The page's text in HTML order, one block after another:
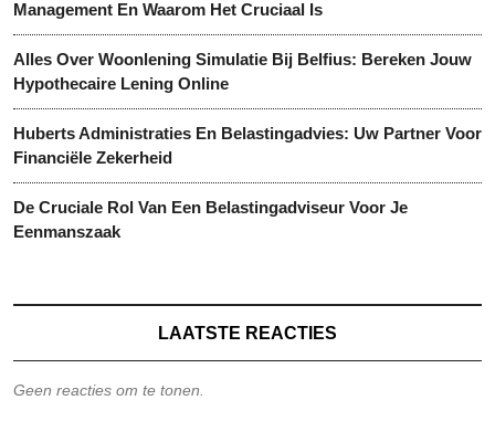
Management En Waarom Het Cruciaal Is
Alles Over Woonlening Simulatie Bij Belfius: Bereken Jouw
Hypothecaire Lening Online
Huberts Administraties En Belastingadvies: Uw Partner Voor
Financiële Zekerheid
De Cruciale Rol Van Een Belastingadviseur Voor Je
Eenmanszaak
LAATSTE REACTIES
Geen reacties om te tonen.